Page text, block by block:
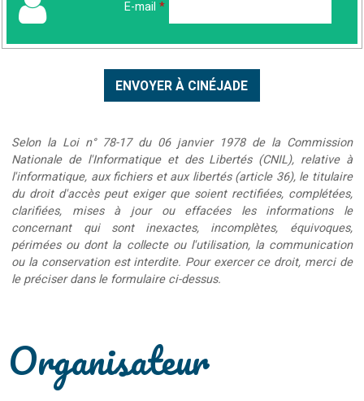
E-mail *
Selon la Loi n° 78-17 du 06 janvier 1978 de la Commission
Nationale de l'Informatique et des Libertés (CNIL), relative à
l'informatique, aux fichiers et aux libertés (article 36), le titulaire
du droit d'accès peut exiger que soient rectifiées, complétées,
clarifiées, mises à jour ou effacées les informations le
concernant qui sont inexactes, incomplètes, équivoques,
périmées ou dont la collecte ou l'utilisation, la communication
ou la conservation est interdite. Pour exercer ce droit, merci de
le préciser dans le formulaire ci-dessus.
Organisateur